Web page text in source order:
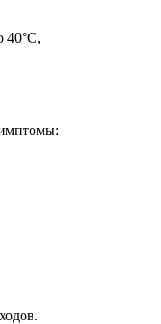
40°С,